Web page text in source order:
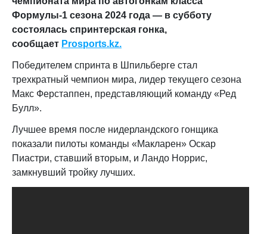
Формулы-1 сезона 2024 года — в субботу
состоялась спринтерская гонка,
сообщает Prosports.kz.
Победителем спринта в Шпильберге стал
трехкратный чемпион мира, лидер текущего сезона
Макс Ферстаппен, представляющий команду «Ред
Булл».
Лучшее время после нидерландского гонщика
показали пилоты команды «Макларен» Оскар
Пиастри, ставший вторым, и Ландо Норрис,
замкнувший тройку лучших.